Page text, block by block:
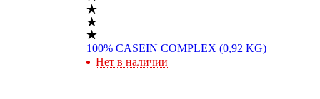
100% CASEIN COMPLEX (0,92 KG)
Нет в наличии